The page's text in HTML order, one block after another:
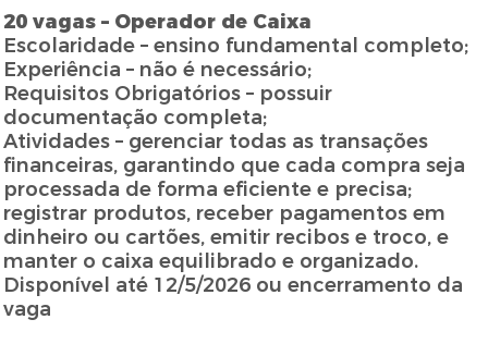
20 vagas – Operador de Caixa
Escolaridade – ensino fundamental completo;
Experiência – não é necessário;
Requisitos Obrigatórios – possuir
documentação completa;
Atividades – gerenciar todas as transações
financeiras, garantindo que cada compra seja
processada de forma eficiente e precisa;
registrar produtos, receber pagamentos em
dinheiro ou cartões, emitir recibos e troco, e
manter o caixa equilibrado e organizado.
Disponível até 12/5/2026 ou encerramento da
vaga